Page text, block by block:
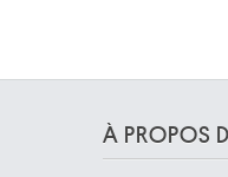
À PROPOS